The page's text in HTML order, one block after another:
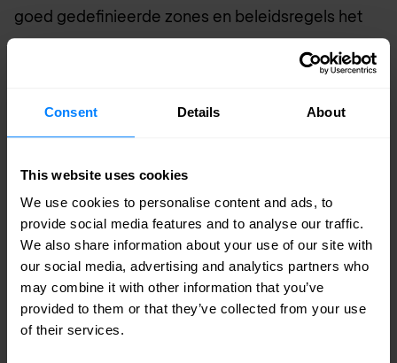
Consent Details About
This website uses cookies
We use cookies to personalise content and ads, to
provide social media features and to analyse our traffic.
We also share information about your use of our site with
our social media, advertising and analytics partners who
may combine it with other information that you’ve
provided to them or that they’ve collected from your use
of their services.
goed gedefinieerde zones en beleidsregels het
incident indammen en kritieke activiteiten
beschermen. Door segmentatie te automatiseren,
wordt ook gegarandeerd dat het
beveiligingsbeleid effectief kan worden
geschaald naarmate de omgeving evolueert.
Contact met OT security expert
Samenvatting: Een gelaagde en
duurzame OT-beveiliging